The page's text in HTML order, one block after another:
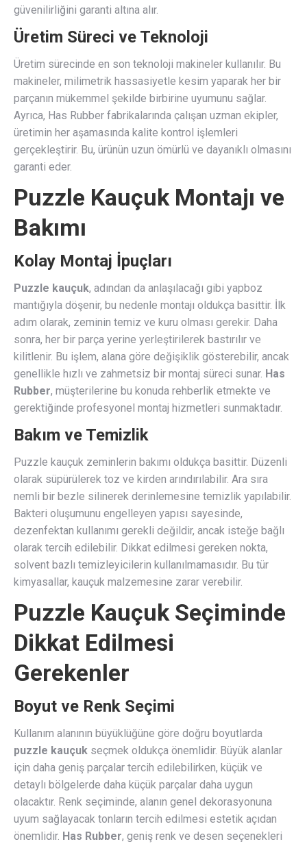
güvenilirliğini garanti altına alır.
Üretim Süreci ve Teknoloji
Üretim sürecinde en son teknoloji makineler kullanılır. Bu
makineler, milimetrik hassasiyetle kesim yaparak her bir
parçanın mükemmel şekilde birbirine uyumunu sağlar.
Ayrıca, Has Rubber fabrikalarında çalışan uzman ekipler,
üretimin her aşamasında kalite kontrol işlemleri
gerçekleştirir. Bu, ürünün uzun ömürlü ve dayanıklı olmasını
garanti eder.
Puzzle Kauçuk Montajı ve
Bakımı
Kolay Montaj İpuçları
Puzzle kauçuk, adından da anlaşılacağı gibi yapboz
mantığıyla döşenir, bu nedenle montajı oldukça basittir. İlk
adım olarak, zeminin temiz ve kuru olması gerekir. Daha
sonra, her bir parça yerine yerleştirilerek bastırılır ve
kilitlenir. Bu işlem, alana göre değişiklik gösterebilir, ancak
genellikle hızlı ve zahmetsiz bir montaj süreci sunar. Has
Rubber, müşterilerine bu konuda rehberlik etmekte ve
gerektiğinde profesyonel montaj hizmetleri sunmaktadır.
Bakım ve Temizlik
Puzzle kauçuk zeminlerin bakımı oldukça basittir. Düzenli
olarak süpürülerek toz ve kirden arındırılabilir. Ara sıra
nemli bir bezle silinerek derinlemesine temizlik yapılabilir.
Bakteri oluşumunu engelleyen yapısı sayesinde,
dezenfektan kullanımı gerekli değildir, ancak isteğe bağlı
olarak tercih edilebilir. Dikkat edilmesi gereken nokta,
solvent bazlı temizleyicilerin kullanılmamasıdır. Bu tür
kimyasallar, kauçuk malzemesine zarar verebilir.
Puzzle Kauçuk Seçiminde
Dikkat Edilmesi
Gerekenler
Boyut ve Renk Seçimi
Kullanım alanının büyüklüğüne göre doğru boyutlarda
puzzle kauçuk seçmek oldukça önemlidir. Büyük alanlar
için daha geniş parçalar tercih edilebilirken, küçük ve
detaylı bölgelerde daha küçük parçalar daha uygun
olacaktır. Renk seçiminde, alanın genel dekorasyonuna
uyum sağlayacak tonların tercih edilmesi estetik açıdan
önemlidir. Has Rubber, geniş renk ve desen seçenekleri